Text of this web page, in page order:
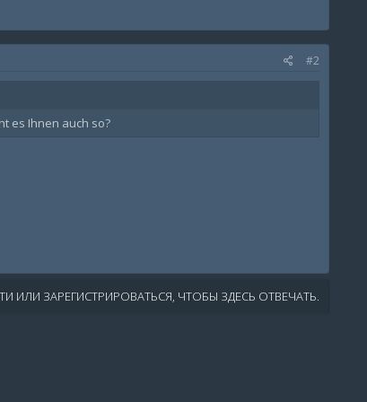
#2
es Ihnen auch so?
ИЛИ ЗАРЕГИСТРИРОВАТЬСЯ, ЧТОБЫ ЗДЕСЬ ОТВЕЧАТЬ.